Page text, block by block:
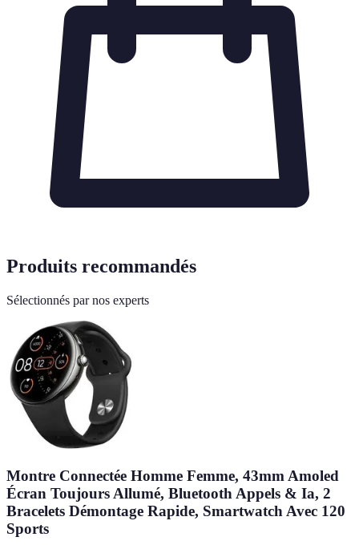
Produits recommandés
Sélectionnés par nos experts
Montre Connectée Homme Femme, 43mm Amoled
Écran Toujours Allumé, Bluetooth Appels & Ia, 2
Bracelets Démontage Rapide, Smartwatch Avec 120
Sports